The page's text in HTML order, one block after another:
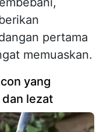
pertama
memuaskan.
yang
lezat